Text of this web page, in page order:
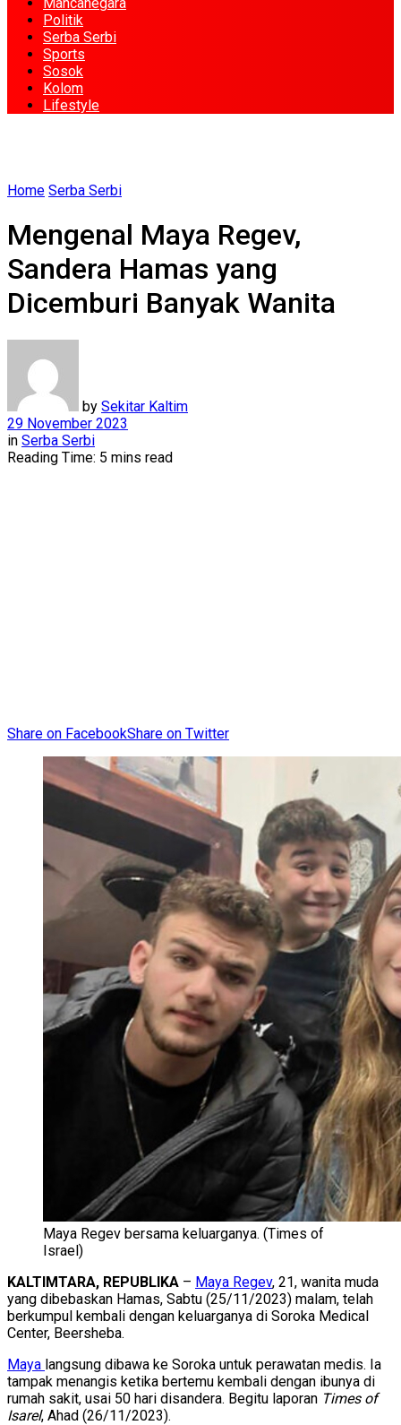
Politik
Serba Serbi
Sports
Sosok
Kolom
Lifestyle
Home Serba Serbi
Mengenal Maya Regev,
Sandera Hamas yang
Dicemburi Banyak Wanita
by Sekitar Kaltim
29 November 2023
in Serba Serbi
Reading Time: 5 mins read
Share on FacebookShare on Twitter
Maya Regev bersama keluarganya. (Times of
Israel)
KALTIMTARA, REPUBLIKA – Maya Regev, 21, wanita muda
yang dibebaskan Hamas, Sabtu (25/11/2023) malam, telah
berkumpul kembali dengan keluarganya di Soroka Medical
Center, Beersheba.
Maya langsung dibawa ke Soroka untuk perawatan medis. Ia
tampak menangis ketika bertemu kembali dengan ibunya di
rumah sakit, usai 50 hari disandera. Begitu laporan Times of
Isarel, Ahad (26/11/2023).